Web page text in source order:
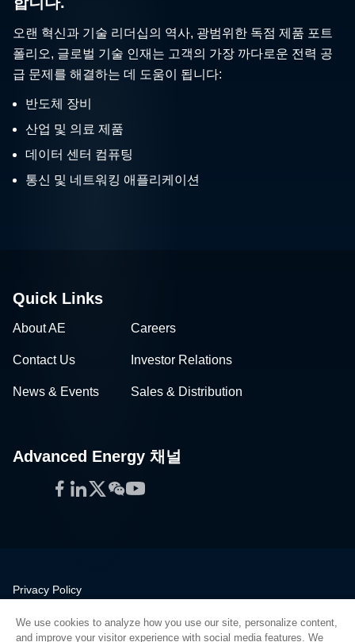
오랜 혁신과 기술 리더십의 역사, 광범위한 독점 제품 포트
폴리오, 글로벌 기술 인재는 고객의 가장 까다로운 전력 공
급 문제를 해결하는 데 도움이 됩니다:
반도체 장비
산업 및 의료 제품
데이터 센터 컴퓨팅
통신 및 네트워킹 애플리케이션
Quick Links
About AE Careers
Contact Us Investor Relations
News & Events Sales & Distribution
Advanced Energy 채널
Facebook
LinkedIn
Twitter
WeChat
YouTube
Privacy Policy
Quality
We use cookies to analyze how you use our site, personalize content,
and improve your visitor experience with social media features. We